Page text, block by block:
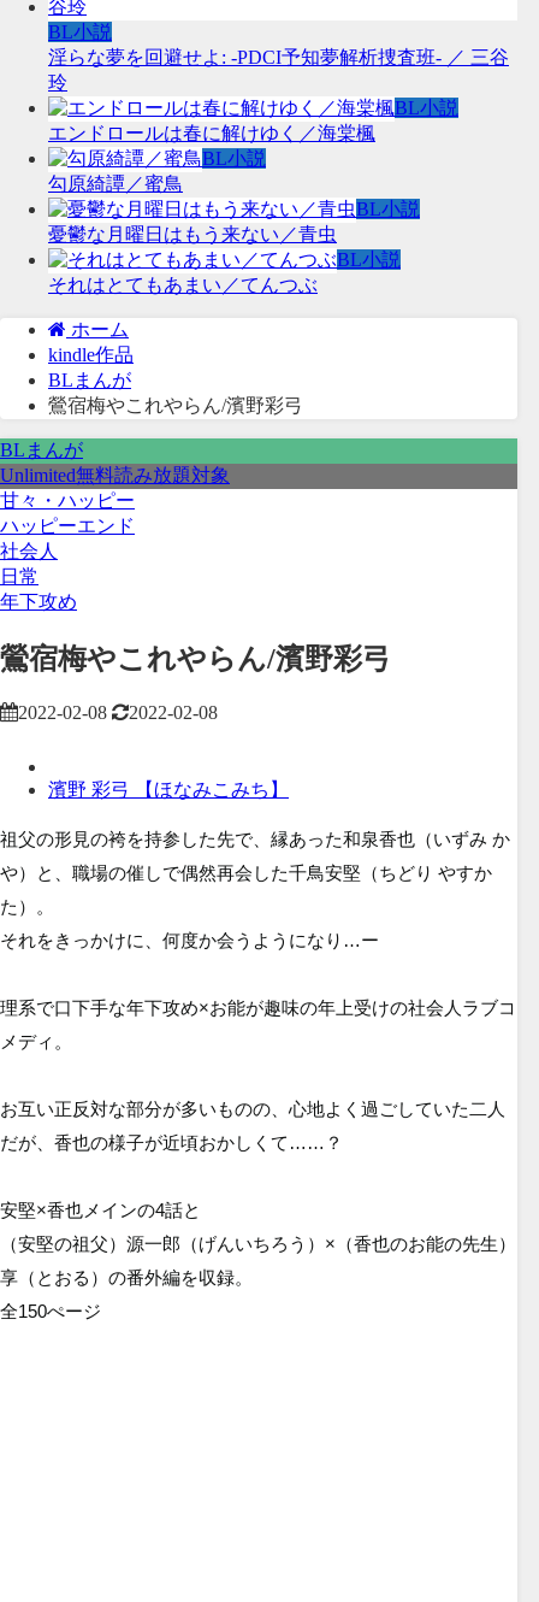
BL小説
淫らな夢を回避せよ: -PDCI予知夢解析捜査班- ／ 三谷
玲
BL小説
エンドロールは春に解けゆく／海棠楓
BL小説
勾原綺譚／蜜鳥
BL小説
憂鬱な月曜日はもう来ない／青虫
BL小説
それはとてもあまい／てんつぶ
ホーム
kindle作品
BLまんが
鶯宿梅やこれやらん/濱野彩弓
BLまんが
Unlimited無料読み放題対象
甘々・ハッピー
ハッピーエンド
社会人
日常
年下攻め
鶯宿梅やこれやらん/濱野彩弓
2022-02-08 2022-02-08
濱野 彩弓 【ほなみこみち】
祖父の形見の袴を持参した先で、縁あった和泉香也（いずみ か
や）と、職場の催しで偶然再会した千鳥安堅（ちどり やすか
た）。
それをきっかけに、何度か会うようになり…ー
理系で口下手な年下攻め×お能が趣味の年上受けの社会人ラブコ
メディ。
お互い正反対な部分が多いものの、心地よく過ごしていた二人
だが、香也の様子が近頃おかしくて……？
安堅×香也メインの4話と
（安堅の祖父）源一郎（げんいちろう）×（香也のお能の先生）
享（とおる）の番外編を収録。
全150ぺージ